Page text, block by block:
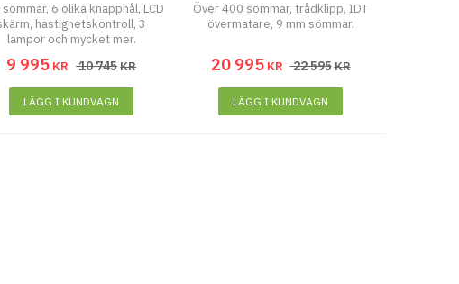
6 olika knapphål, LCD
hastighetskontroll, 3
lampor och mycket mer.
9 995 KR 10 745KR
LÄGG I KUNDVAGN
Över 400 sömmar, trådklipp, IDT
övermatare, 9 mm sömmar.
20 995 KR 22 595KR
LÄGG I KUNDVAGN